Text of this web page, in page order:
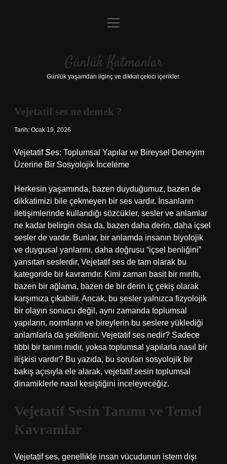
Anasayfa
Yasal Uyarı
menüyü
Günlük Katmanlar
Günlük yaşamdan ilginç ve dikkat çekici içerikler.
Vejetatif ses ne demek ?
Tarih: Ocak 19, 2026
Vejetatif Ses: Toplumsal Yapılar ve Bireysel Deneyim
Üzerine Bir Sosyolojik İnceleme
Herkesin yaşamında, bazen duyduğumuz, bazen de
dikkatimizi bile çekmeyen bir ses vardır. İnsanların
iletişimlerinde kullandığı sözcükler, sesler ve anlamlar
ne kadar belirgin olsa da, bazen daha derin, daha içsel
sesler de vardır. Bunlar, bir anlamda insanın biyolojik
ve duygusal yanlarını, daha doğrusu “içsel benliğini”
yansıtan seslerdir. Vejetatif ses de tam olarak bu
kategoride bir kavramdır. Kimi zaman basit bir mırıltı,
bazen bir ağlama, bazen de bir derin iç çekiş olarak
karşımıza çıkabilir. Ancak, bu sesler yalnızca fizyolojik
bir olayın sonucu değil, aynı zamanda toplumsal
yapıların, normların ve bireylerin bu seslere yüklediği
anlamlarla da şekillenir. Vejetatif ses nedir? Sadece
tıbbi bir tanım mıdır, yoksa toplumsal yapılarla nasıl bir
ilişkisi vardır? Bu yazıda, bu soruları sosyolojik bir
bakış açısıyla ele alarak, vejetatif sesin toplumsal
dinamiklerle nasıl kesiştiğini inceleyeceğiz.
Vejetatif Sesin Tanımı ve Temel
Kavramlar
Vejetatif ses, genellikle insan vücudunun istem dışı